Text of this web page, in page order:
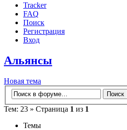
Tracker
FAQ
Поиск
Регистрация
Вход
Альянсы
Новая тема
Тем: 23 » Страница 1 из 1
Темы